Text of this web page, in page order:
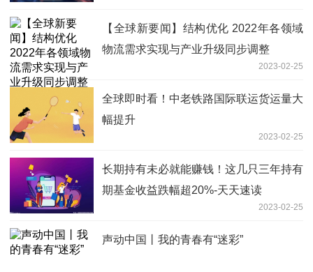
【全球新要闻】结构优化 2022年各领域
物流需求实现与产业升级同步调整
2023-02-25
全球即时看！中老铁路国际联运货运量大
幅提升
2023-02-25
长期持有未必就能赚钱！这几只三年持有
期基金收益跌幅超20%-天天速读
2023-02-25
声动中国丨我的青春有“迷彩”